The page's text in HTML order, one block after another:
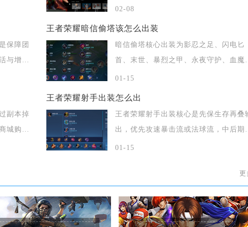
后期补防
02-08
保障团
与增
王者荣耀暗信偷塔该怎么出装
暗信偷塔核心出装为影忍之足、闪电匕
首、末世、暴烈之甲、永夜守护、血魔
怒，铭文带
01-15
副本掉
城购买
王者荣耀射手出装怎么出
王者荣耀射手出装核心是先保生存再叠
出，优先攻速暴击流或法球流，中后期
穿透与保
01-15
更